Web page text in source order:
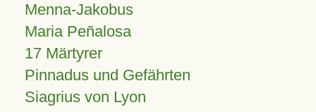
Menna-Jakobus
Maria Peñalosa
17 Märtyrer
Pinnadus und Gefährten
Siagrius von Lyon